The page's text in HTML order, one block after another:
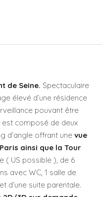
de Seine. Spectaculaire
élevé d’une résidence
pouvant être
composé de deux
d’angle offrant une vue
ainsi que la Tour
( US possible ), de 6
avec WC, 1 salle de
d’une suite parentale.